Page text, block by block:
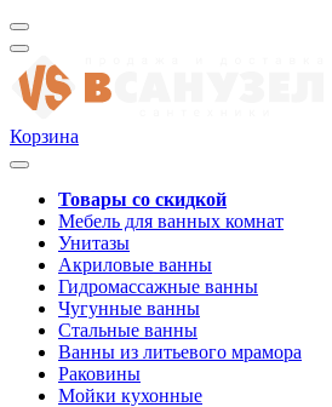
Корзина
Товары со скидкой
Мебель для ванных комнат
Унитазы
Акриловые ванны
Гидромассажные ванны
Чугунные ванны
Стальные ванны
Ванны из литьевого мрамора
Раковины
Мойки кухонные